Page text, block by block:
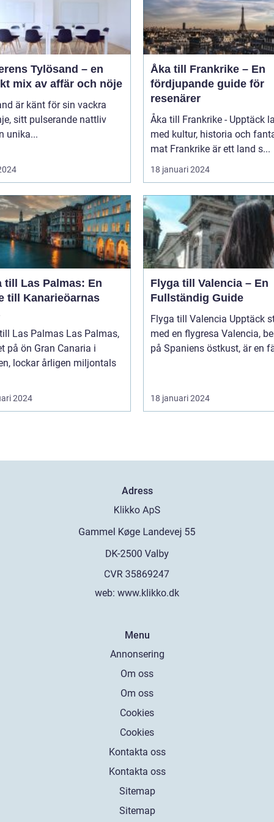
Tylösand – en
mix av affär och nöje
är känt för sin vackra
sitt pulserande nattliv
unika...
Åka till Frankrike – En
fördjupande guide för
resenärer
Åka till Frankrike - Upptäck
med kultur, historia och
mat Frankrike är ett land s...
18 januari 2024
till Las Palmas: En
till Kanarieöarnas
Palmas Las Palmas,
på ön Gran Canaria i
lockar årligen miljontals
2024
Flyga till Valencia – En
Fullständig Guide
Flyga till Valencia Upptäck staden
med en flygresa Valencia, beläget
på Spaniens östkust, är en
18 januari 2024
Adress
web: www.klikko.dk
Menu
Annonsering
Om oss
Om oss
Cookies
Cookies
Kontakta oss
Kontakta oss
Sitemap
Sitemap